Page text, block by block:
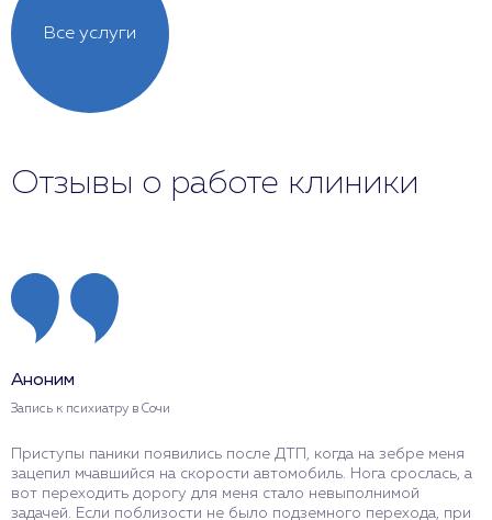
Все услуги
Отзывы о работе клиники
Аноним
Запись к психиатру в Сочи
Приступы паники появились после ДТП, когда на зебре меня
зацепил мчавшийся на скорости автомобиль. Нога срослась, а
вот переходить дорогу для меня стало невыполнимой
задачей. Если поблизости не было подземного перехода, при